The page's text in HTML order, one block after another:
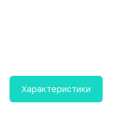
Характеристики